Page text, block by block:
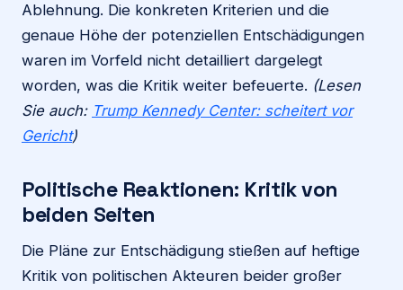
Ablehnung. Die konkreten Kriterien und die
genaue Höhe der potenziellen Entschädigungen
waren im Vorfeld nicht detailliert dargelegt
worden, was die Kritik weiter befeuerte. (Lesen
Sie auch: Trump Kennedy Center: scheitert vor
Gericht)
Politische Reaktionen: Kritik von
beiden Seiten
Die Pläne zur Entschädigung stießen auf heftige
Kritik von politischen Akteuren beider großer